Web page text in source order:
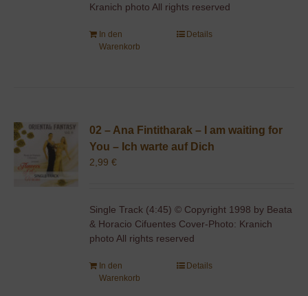
Kranich photo All rights reserved
In den
Warenkorb
Details
02 – Ana Fintitharak – I am waiting for
You – Ich warte auf Dich
2,99€
Single Track (4:45) © Copyright 1998 by Beata
& Horacio Cifuentes Cover-Photo: Kranich
photo All rights reserved
In den
Warenkorb
Details